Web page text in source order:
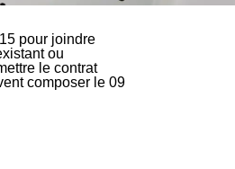
pour joindre
ou
le contrat
composer le 09